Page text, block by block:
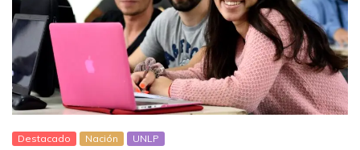
Destacado Nación UNLP